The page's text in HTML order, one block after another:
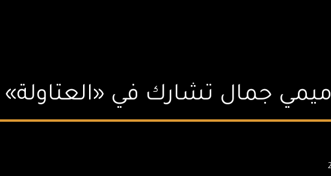
ميمي جمال تشارك في «العتاولة»